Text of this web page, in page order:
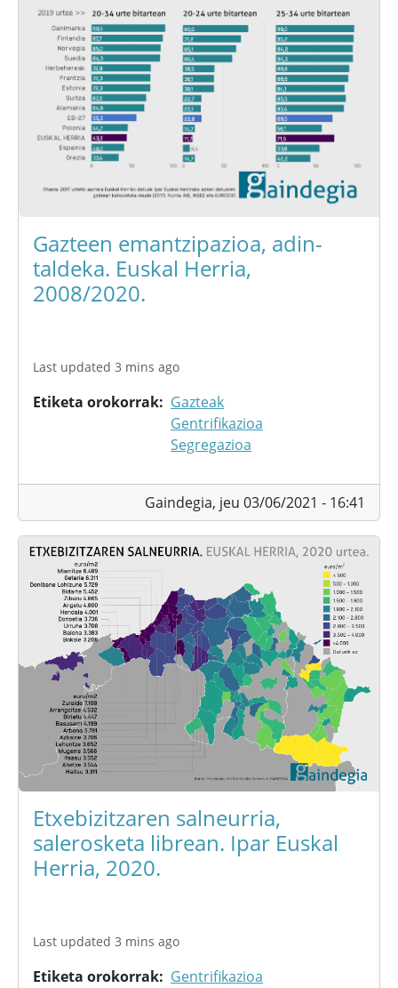
Gazteen emantzipazioa, adin-
taldeka. Euskal Herria,
2008/2020.
Last updated 3 mins ago
Etiketa orokorrak
Gazteak
Gentrifikazioa
Segregazioa
Gaindegia, jeu 03/06/2021 - 16:41
Etxebizitzaren salneurria,
salerosketa librean. Ipar Euskal
Herria, 2020.
Last updated 3 mins ago
Etiketa orokorrak Gentrifikazioa